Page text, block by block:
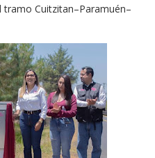
tramo Cuitzitan–Paramuén–